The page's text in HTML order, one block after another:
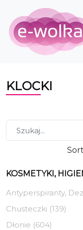
KLOCKI
KOSMETYKI,
Antyperspiranty,
Chusteczki (139)
Dłonie (604)